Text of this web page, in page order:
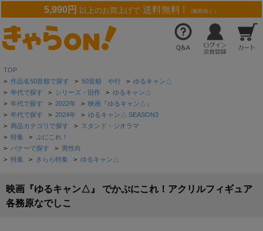
5,990円 以上のお買上げで 送料無料 ! （離島除く）
TOP
> 作品名50音順で探す > 50音順 や行 > ゆるキャン△
> 年代で探す > シリーズ・旧作 > ゆるキャン△
> 年代で探す > 2022年 > 映画『ゆるキャン△』
> 年代で探す > 2024年 > ゆるキャン△ SEASON3
> 商品カテゴリで探す > スタンド・ジオラマ
> 特集 > ぷにこれ！
> バナーで探す > 男性向
> 特集 > きらら特集 > ゆるキャン△
映画『ゆるキャン△』 でかぷにこれ！アクリルフィギュア
各務原なでしこ